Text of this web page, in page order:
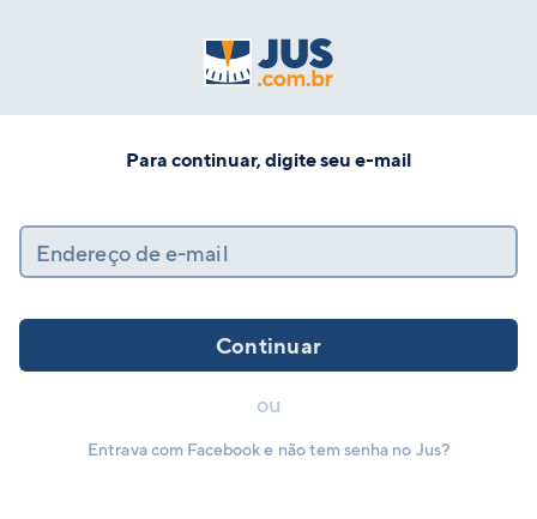
Para continuar, digite seu e-mail
Endereço de e-mail
Continuar
ou
Entrava com Facebook e não tem senha no Jus?